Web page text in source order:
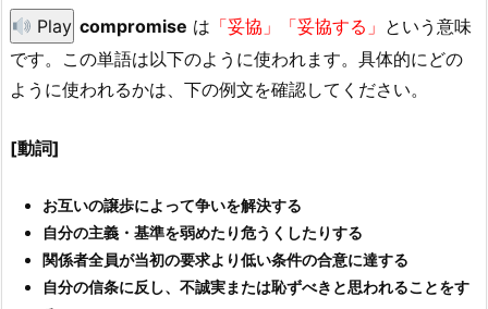
Play compromise は 「妥協」「妥協する」 という意味
です。この単語は以下のように使われます。具体的にどの
ように使われるかは、下の例文を確認してください。
[動詞]
お互いの譲歩によって争いを解決する
自分の主義・基準を弱めたり危うくしたりする
関係者全員が当初の要求より低い条件の合意に達する
自分の信条に反し、不誠実または恥ずべきと思われることをす